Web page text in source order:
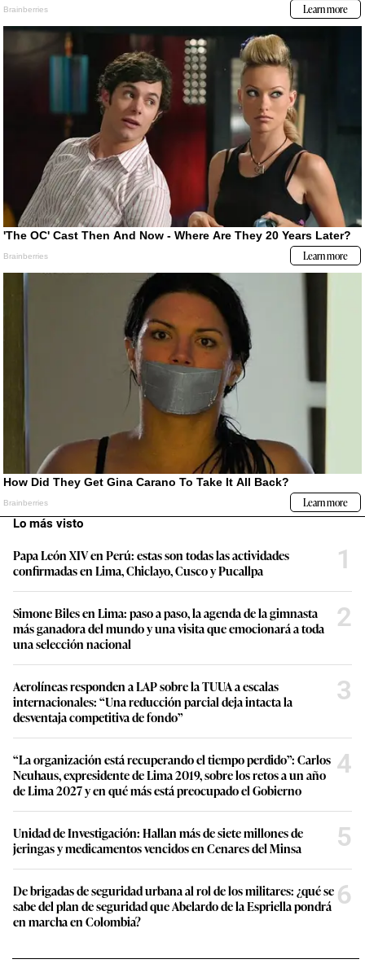
Lo más visto
Papa León XIV en Perú: estas son todas las actividades
confirmadas en Lima, Chiclayo, Cusco y Pucallpa
1
Simone Biles en Lima: paso a paso, la agenda de la gimnasta
más ganadora del mundo y una visita que emocionará a toda
una selección nacional
2
Aerolíneas responden a LAP sobre la TUUA a escalas
internacionales: “Una reducción parcial deja intacta la
desventaja competitiva de fondo”
3
“La organización está recuperando el tiempo perdido”: Carlos
Neuhaus, expresidente de Lima 2019, sobre los retos a un año
de Lima 2027 y en qué más está preocupado el Gobierno
4
Unidad de Investigación: Hallan más de siete millones de
jeringas y medicamentos vencidos en Cenares del Minsa
5
De brigadas de seguridad urbana al rol de los militares: ¿qué se
sabe del plan de seguridad que Abelardo de la Espriella pondrá
en marcha en Colombia?
6